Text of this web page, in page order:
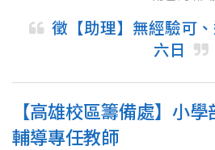
徵【助理】無經驗可
六日
【高雄校區籌備處】小
輔導專任教師